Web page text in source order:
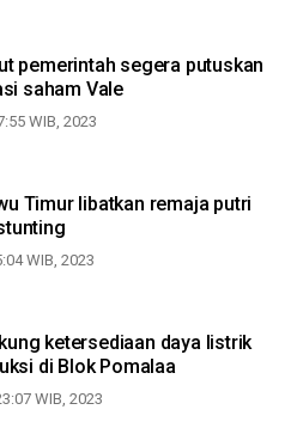
pemerintah segera putuskan
saham Vale
WIB, 2023
Timur libatkan remaja putri
WIB, 2023
ketersediaan daya listrik
di Blok Pomalaa
WIB, 2023